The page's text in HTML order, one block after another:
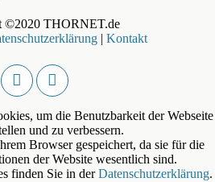
©2020 THORNET.de
| Kontakt
um die Benutzbarkeit der Webseite
und zu verbessern.
Browser gespeichert, da sie für die
der Website wesentlich sind.
finden Sie in derDatenschutzerklärung.